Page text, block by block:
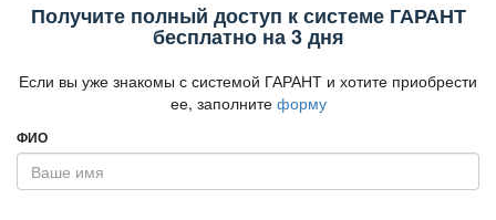
Получите полный доступ к системе ГАРАНТ
есплатно на 3 дня
Если вы уже знакомы с системой ГАРАНТ и хотите приобрести
ее, заполните форму
ФИО